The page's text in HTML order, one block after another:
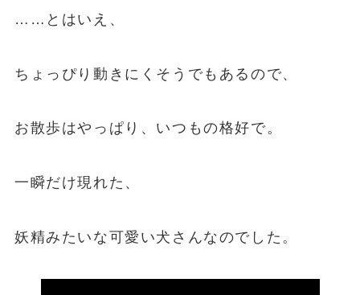
……とはいえ、
ちょっぴり動きにくそうでもあるので、
お散歩はやっぱり、いつもの格好で。
一瞬だけ現れた、
妖精みたいな可愛い犬さんなのでした。